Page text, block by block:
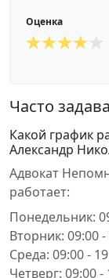
Оценка
Часто
Какой график
Александр
Адвокат
работает:
Понедельник:
Вторник: 09:00 -
Среда: 09:00 -
Четверг: 09:00 -